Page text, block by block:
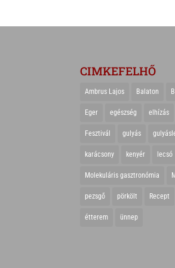
CIMKEFELHŐ
Ambrus Lajos Balaton
Eger egészség elhízás
Fesztivál gulyás
karácsony kenyér lecsó
Molekuláris gasztronómia
pezsgő pörkölt Recept
étterem ünnep